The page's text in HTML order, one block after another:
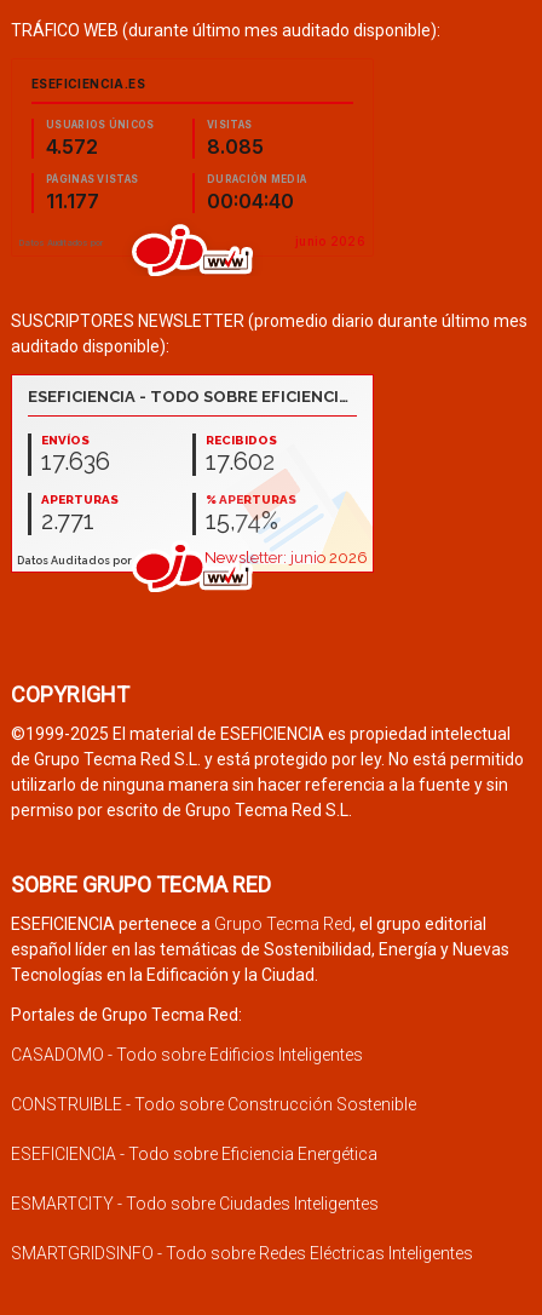
TRÁFICO WEB (durante último mes auditado disponible):
SUSCRIPTORES NEWSLETTER (promedio diario durante último mes
auditado disponible):
COPYRIGHT
©1999-2025 El material de ESEFICIENCIA es propiedad intelectual
de Grupo Tecma Red S.L. y está protegido por ley. No está permitido
utilizarlo de ninguna manera sin hacer referencia a la fuente y sin
permiso por escrito de Grupo Tecma Red S.L.
SOBRE GRUPO TECMA RED
ESEFICIENCIA pertenece a Grupo Tecma Red, el grupo editorial
español líder en las temáticas de Sostenibilidad, Energía y Nuevas
Tecnologías en la Edificación y la Ciudad.
Portales de Grupo Tecma Red:
CASADOMO - Todo sobre Edificios Inteligentes
CONSTRUIBLE - Todo sobre Construcción Sostenible
ESEFICIENCIA - Todo sobre Eficiencia Energética
ESMARTCITY - Todo sobre Ciudades Inteligentes
SMARTGRIDSINFO - Todo sobre Redes Eléctricas Inteligentes